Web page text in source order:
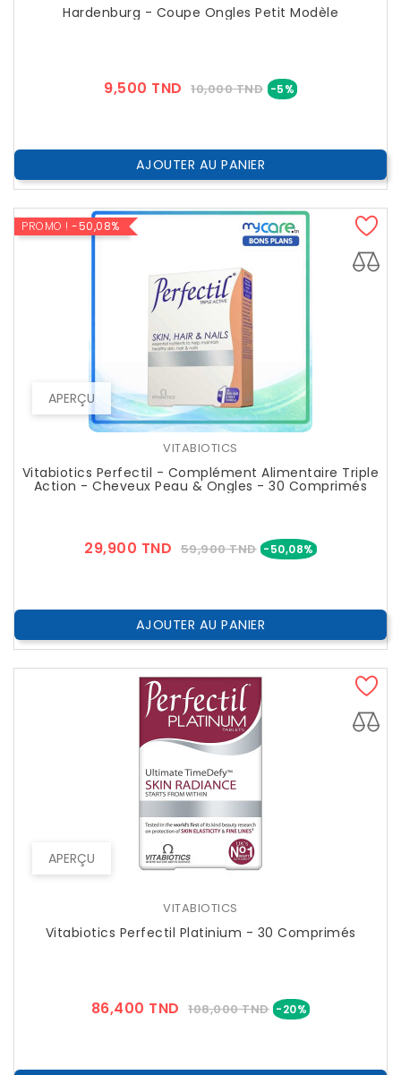
Hardenburg - Coupe Ongles Petit Modèle
9,500 TND Prix
10,000 TND -5%Prix
AJOUTER AU PANIER
APERÇU
PROMO ! -50,08%
VITABIOTICS
Vitabiotics Perfectil - Complément Alimentaire Triple
Action - Cheveux Peau & Ongles - 30 Comprimés
29,900 TND Prix
59,900 TND -50,08% Prix
AJOUTER AU PANIER
APERÇU
VITABIOTICS
Vitabiotics Perfectil Platinium - 30 Comprimés
86,400 TND Prix
108,000 TND -20%Prix